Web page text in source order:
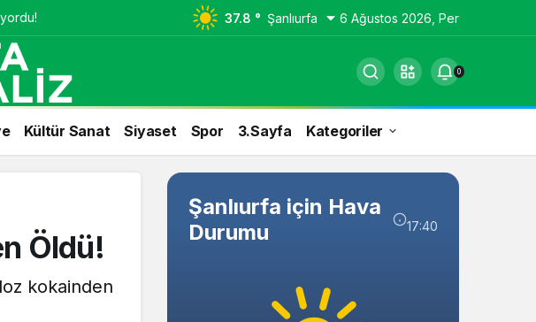
37.8 ° Şanlıurfa 6 Ağustos 2026, Per
0
Kültür Sanat Siyaset Spor 3.Sayfa Kategoriler
Öldü!
kokainden
Şanlıurfa için Hava
Durumu
17:40